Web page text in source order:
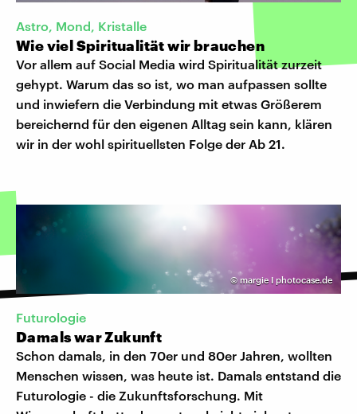
Astro, Mond, Kristalle
Wie viel Spiritualität wir brauchen
Vor allem auf Social Media wird Spiritualität zurzeit
gehypt. Warum das so ist, wo man aufpassen sollte
und inwiefern die Verbindung mit etwas Größerem
bereichernd für den eigenen Alltag sein kann, klären
wir in der wohl spirituellsten Folge der Ab 21.
© margie I photocase.de
Futurologie
Damals war Zukunft
Schon damals, in den 70er und 80er Jahren, wollten
Menschen wissen, was heute ist. Damals entstand die
Futurologie - die Zukunftsforschung. Mit